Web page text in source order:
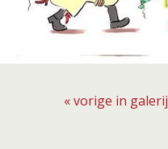
« vorige in galerij